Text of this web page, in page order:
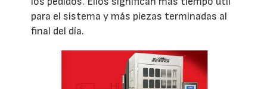
para el sistema y más piezas terminadas al
final del día.